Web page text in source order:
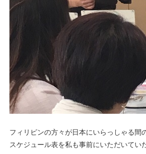
フィリピンの方々が日本にいらっしゃる間
スケジュール表を私も事前にいただいてい